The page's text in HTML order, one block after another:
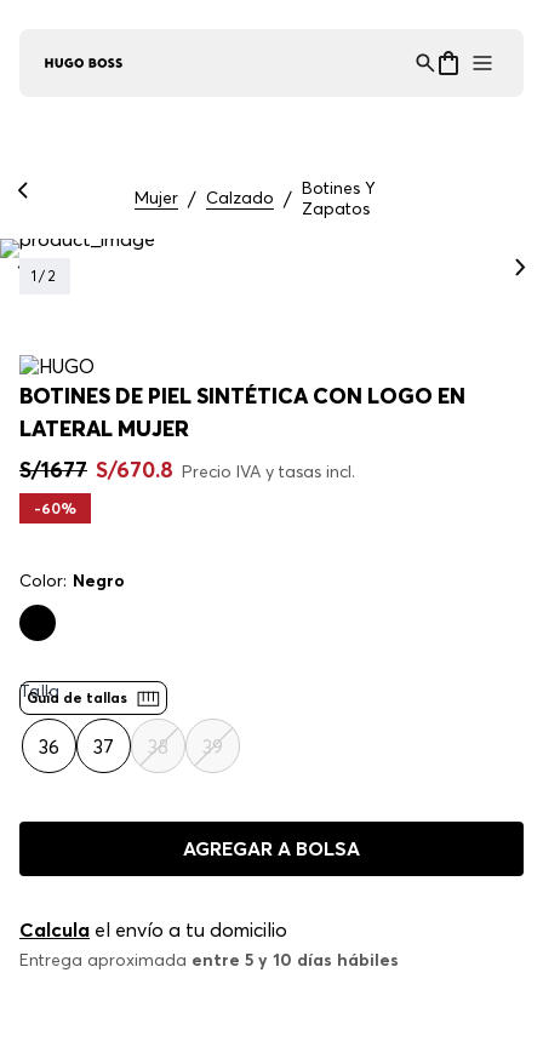
Mujer Calzado
Botines Y
Zapatos
1 / 2
BOTINES DE PIEL SINTÉTICA CON LOGO EN
LATERAL MUJER
S/1677 S/670.8 Precio IVA y tasas incl.
-60%
Color: Negro
Guía de tallas
Talla
36 37 38 39
AGREGAR A BOLSA
Calcula el envío a tu domicilio
Entrega aproximada entre 5 y 10 días hábiles
Asistente Virtual
en línea ⋮